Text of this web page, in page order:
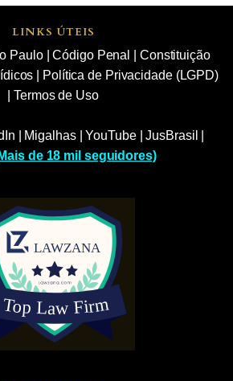
LINKS ÚTEIS
Paulo|Código Penal
Constituição
Política de Privacidade (LGPD)
|Termos de Uso
Migalhas|YouTube|JusBrasil
de 18 mil seguidores)